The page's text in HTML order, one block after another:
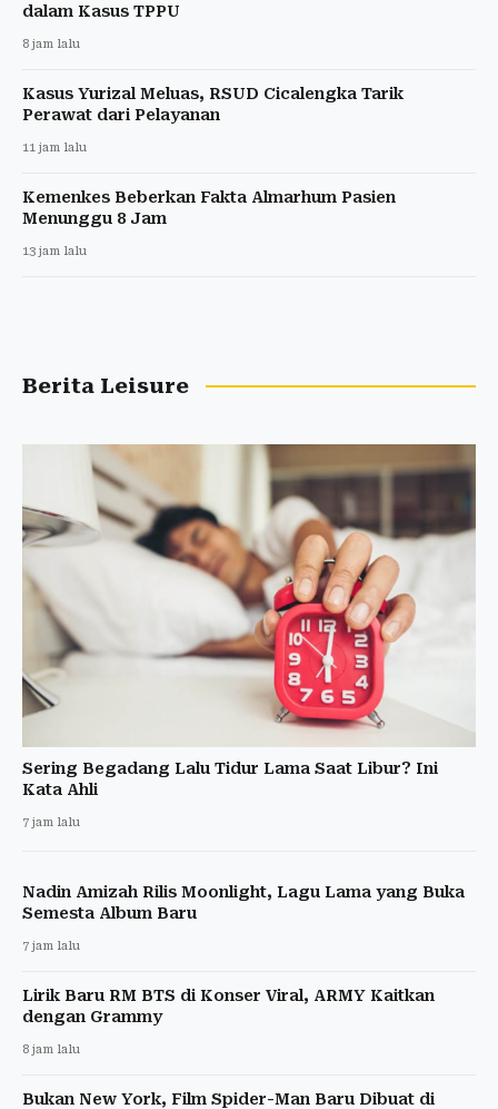
dalam Kasus TPPU
8 jam lalu
Kasus Yurizal Meluas, RSUD Cicalengka Tarik
Perawat dari Pelayanan
11 jam lalu
Kemenkes Beberkan Fakta Almarhum Pasien
Menunggu 8 Jam
13 jam lalu
Berita Leisure
Sering Begadang Lalu Tidur Lama Saat Libur? Ini
Kata Ahli
7 jam lalu
Nadin Amizah Rilis Moonlight, Lagu Lama yang Buka
Semesta Album Baru
7 jam lalu
Lirik Baru RM BTS di Konser Viral, ARMY Kaitkan
dengan Grammy
8 jam lalu
Bukan New York, Film Spider-Man Baru Dibuat di